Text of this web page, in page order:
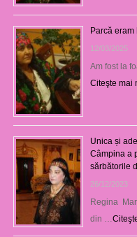
Parcă eram
12/03/2025
Am fost la
Citeşte mai
Unica și
Câmpina a
sărbătorile
26/12/2023
Regina
din …